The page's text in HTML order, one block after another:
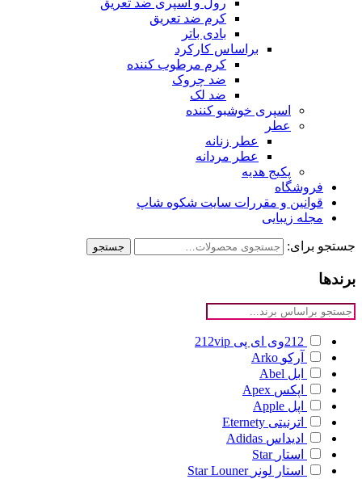
رول و اسپری ضد تعریق
کرم ضد تعریق
بادی باتر
براساس کارکرد
کرم مرطوب کننده
ضد چروک
ضد لک
اسپری خوشبو کننده
عطر
عطر زنانه
عطر مردانه
پکیج هدیه
فروشگاه
قوانین و مقررات سایت شکوه شاپ
مجله زیبایی
جستجو برای: جستجو
برندها
212وی ای پی
212vip
آرکو Arko
ابل Abel
اپکس Apex
اپل Apple
اترنیتی Eternety
ادیداس Adidas
استار Star
استار لونر Star Louner